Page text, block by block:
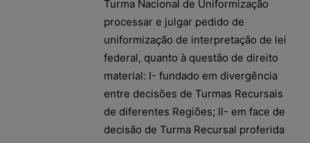
Turma Nacional de Uniformização
processar e julgar pedido de
uniformização de interpretação de lei
federal, quanto à questão de direito
material: I- fundado em divergência
entre decisões de Turmas Recursais
de diferentes Regiões; II- em face de
decisão de Turma Recursal proferida